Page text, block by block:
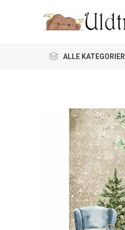
ALLE KATEGORIER